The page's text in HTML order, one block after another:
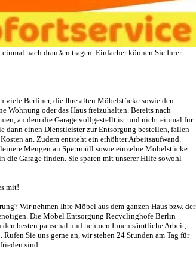
nach draußen tragen. Einfacher können Sie Ihrer
viele Berliner, die Ihre alten Möbelstücke sowie den
Wohnung oder das Haus freizuhalten. Bereits nach
an dem die Garage vollgestellt ist und nicht einmal für
dann einen Dienstleister zur Entsorgung bestellen, fallen
an. Zudem entsteht ein erhöhter Arbeitsaufwand.
Mengen an Sperrmüll sowie einzelne Möbelstücke
die Garage finden. Sie sparen mit unserer Hilfe sowohl
mit!
Wir nehmen Ihre Möbel aus dem ganzen Haus bzw. der
Die Möbel Entsorgung Recyclinghöfe Berlin
besten pauschal und nehmen Ihnen sämtliche Arbeit,
Sie uns gerne an, wir stehen 24 Stunden am Tag für
sind.